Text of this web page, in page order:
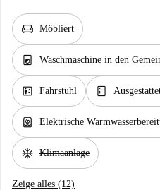
chair Möbliert
local_laundry_service Waschmaschine in den
elevator Fahrstuhl kitchen
water_heater Elektrische
ac_unit Klimaanlage
Zeige alles (12)